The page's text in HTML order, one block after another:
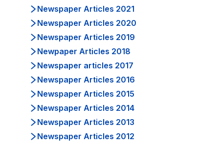
Newspaper Articles 2021
Newspaper Articles 2020
Newspaper Articles 2019
Newpaper Articles 2018
Newspaper articles 2017
Newspaper Articles 2016
Newspaper Articles 2015
Newspaper Articles 2014
Newspaper Articles 2013
Newspaper Articles 2012